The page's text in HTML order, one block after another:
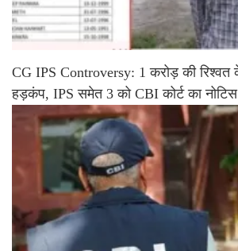
CG IPS Controversy: 1 करोड़ की
हड़कंप, IPS समेत 3 को CBI कोर्ट का नोटिस